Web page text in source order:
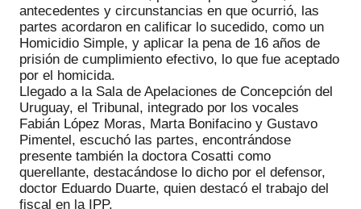
antecedentes y circunstancias en que ocurrió, las
partes acordaron en calificar lo sucedido, como un
Homicidio Simple, y aplicar la pena de 16 años de
prisión de cumplimiento efectivo, lo que fue aceptado
por el homicida.
Llegado a la Sala de Apelaciones de Concepción del
Uruguay, el Tribunal, integrado por los vocales
Fabián López Moras, Marta Bonifacino y Gustavo
Pimentel, escuchó las partes, encontrándose
presente también la doctora Cosatti como
querellante, destacándose lo dicho por el defensor,
doctor Eduardo Duarte, quien destacó el trabajo del
fiscal en la IPP.